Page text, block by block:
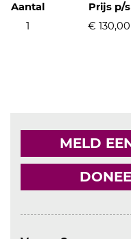
Aantal
Prijs p/s
1
€ 130,00
MELD